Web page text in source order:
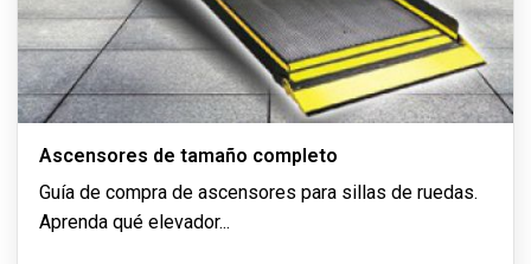
Ascensores de tamaño completo
Guía de compra de ascensores para sillas de ruedas.
Aprenda qué elevador...